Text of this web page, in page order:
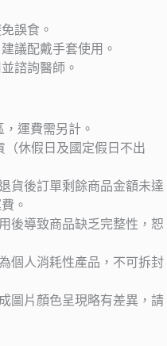
誤食。
議配戴手套使用。
諮詢醫師。
運費需另計。
（休假日及國定假日不出
貨後訂單剩餘商品金額未達
。
後導致商品缺乏完整性，恕
個人消耗性產品，不可拆封
圖片顏色呈現略有差異，請